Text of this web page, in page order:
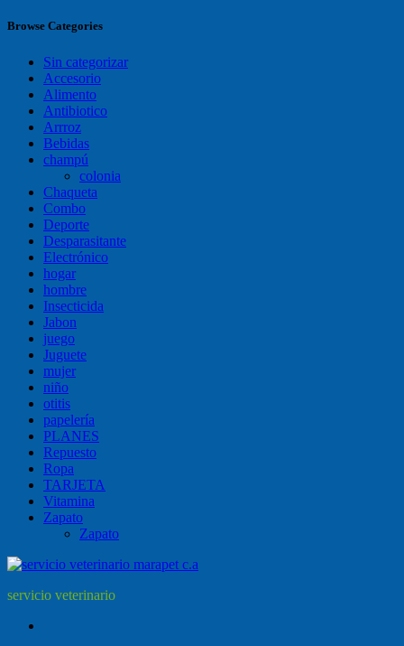
Browse Categories
Sin categorizar
Accesorio
Alimento
Antibiotico
Arrroz
Bebidas
champú
colonia
Chaqueta
Combo
Deporte
Desparasitante
Electrónico
hogar
hombre
Insecticida
Jabon
juego
Juguete
mujer
niño
otitis
papelería
PLANES
Repuesto
Ropa
TARJETA
Vitamina
Zapato
Zapato
servicio veterinario